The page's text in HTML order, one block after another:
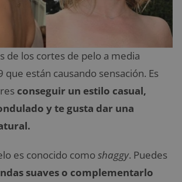
de los cortes de pelo a media
que están causando sensación. Es
conseguir un estilo casual,
y te gusta dar una
es conocido comoshaggy. Puedes
suaves o complementarlo